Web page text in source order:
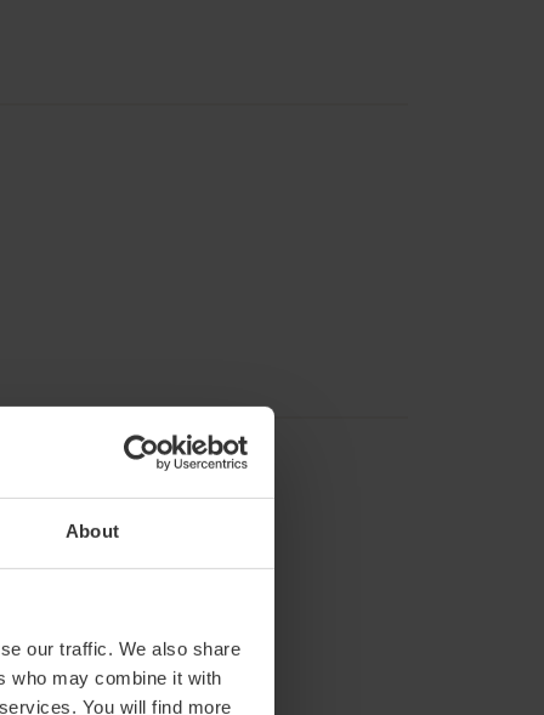
About
our traffic. We also share
who may combine it with
You will find more